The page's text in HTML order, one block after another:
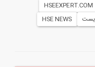
HSE NEWS